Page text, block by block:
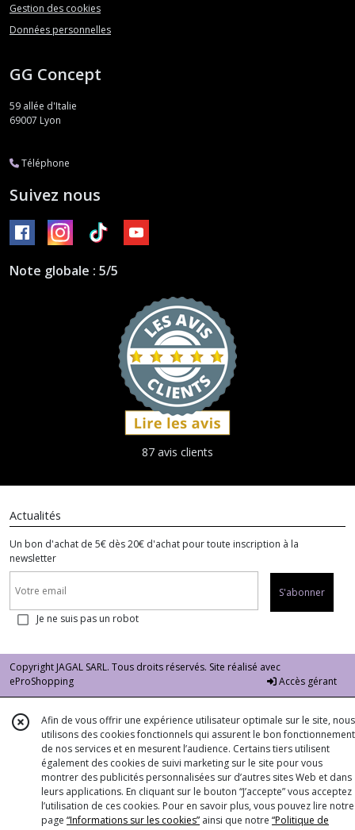
Gestion des cookies
Données personnelles
GG Concept
59 allée d'Italie
69007 Lyon
Téléphone
Suivez nous
Note globale : 5/5
87 avis clients
Actualités
Un bon d'achat de 5€ dès 20€ d'achat pour toute inscription à la
newsletter
S'abonner
Je ne suis pas un robot
Copyright JAGAL SARL. Tous droits réservés. Site réalisé avec
eProShopping
Accès gérant
Afin de vous offrir une expérience utilisateur optimale sur le site, nous
utilisons des cookies fonctionnels qui assurent le bon fonctionnement
de nos services et en mesurent l’audience. Certains tiers utilisent
également des cookies de suivi marketing sur le site pour vous
montrer des publicités personnalisées sur d’autres sites Web et dans
leurs applications. En cliquant sur le bouton “J’accepte” vous acceptez
l’utilisation de ces cookies. Pour en savoir plus, vous pouvez lire notre
page “Informations sur les cookies” ainsi que notre “Politique de